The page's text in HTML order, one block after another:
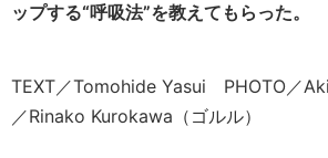
ップする“呼吸法”を教えてもらった。
TEXT／Tomohide Yasui PHOTO／
／Rinako Kurokawa（ゴルル）